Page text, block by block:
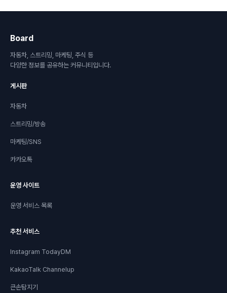
Board
자동차, 스트리밍, 마케팅, 주식 등
다양한 정보를 공유하는 커뮤니티입니다.
게시판
자동차
스트리밍/방송
마케팅/SNS
카카오톡
운영 사이트
운영 서비스 목록
추천 서비스
Instagram TodayDM
KakaoTalk Channelup
큰손탐지기